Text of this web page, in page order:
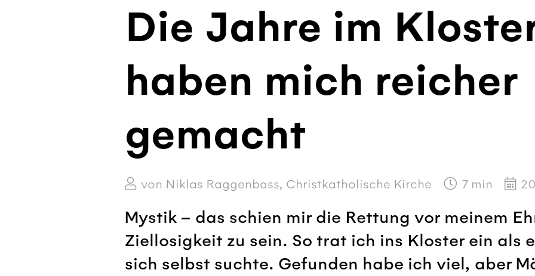
Die Jahre im
haben mich reicher
gemacht
von Niklas Raggenbass, Christkatholische Kirche 7 min
Mystik – das schien mir die Rettung vor meinem
Ziellosigkeit zu sein. So trat ich ins Kloster ein als
sich selbst suchte. Gefunden habe ich viel, aber